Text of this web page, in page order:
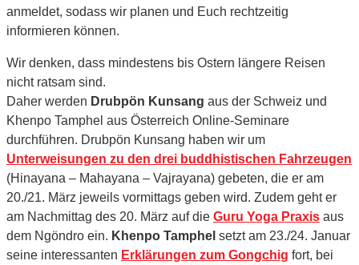
anmeldet, sodass wir planen und Euch rechtzeitig
informieren können.
Wir denken, dass mindestens bis Ostern längere Reisen
nicht ratsam sind.
Daher werden Drubpön Kunsang aus der Schweiz und
Khenpo Tamphel aus Österreich Online-Seminare
durchführen. Drubpön Kunsang haben wir um
Unterweisungen zu den drei buddhistischen Fahrzeugen
(Hinayana – Maha­yana – Vajrayana) gebeten, die er am
20./21. März jeweils vormittags geben wird. Zudem geht er
am Nachmittag des 20. März auf die Guru Yoga Praxis aus
dem Ngöndro ein. Khenpo Tamphel setzt am 23./24. Januar
seine interessanten Erklärungen zum Gongchig fort, bei